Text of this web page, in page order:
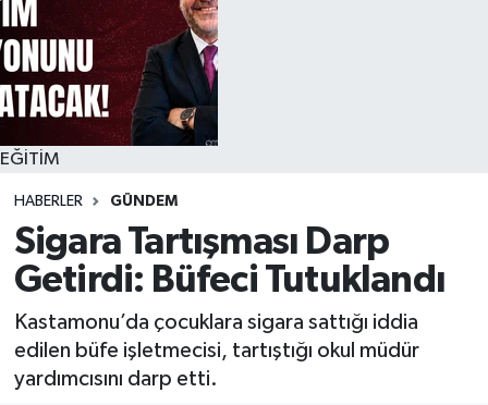
EĞİTİM
HABERLER GÜNDEM
Sigara Tartışması Darp
Getirdi: Büfeci Tutuklandı
Kastamonu’da çocuklara sigara sattığı iddia
edilen büfe işletmecisi, tartıştığı okul müdür
yardımcısını darp etti.